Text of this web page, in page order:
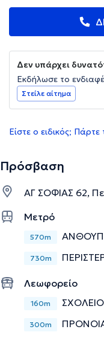
Δεν υπάρχει
Εκδήλωσε το
Στείλε αίτημα
Είστε ο ειδικός;
Πρόσβαση
ΑΓ ΣΟΦΙΑΣ 62,
Μετρό
570m
730m
Λεωφορείο
160m ΣΧΟΛΕΙΟ
300m